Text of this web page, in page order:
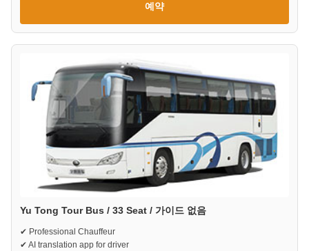
예약
Yu Tong Tour Bus / 33 Seat / 가이드 없음
✔ Professional Chauffeur
✔ AI translation app for driver